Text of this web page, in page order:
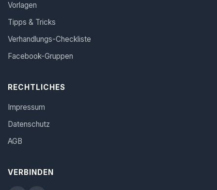
Vorlagen
Tipps & Tricks
Verhandlungs-Checkliste
Facebook-Gruppen
RECHTLICHES
Impressum
Datenschutz
AGB
VERBINDEN